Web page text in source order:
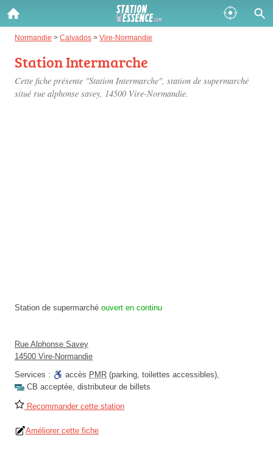
Normandie > Calvados > Vire-Normandie
Station Intermarche
Cette fiche présente "Station Intermarche", station de supermarché
situé rue alphonse savey, 14500 Vire-Normandie.
Station de supermarché ouvert en continu
Rue Alphonse Savey
14500 Vire-Normandie
Services :
accès PMR (parking, toilettes accessibles),
CB acceptée, distributeur de billets
Recommander cette station
Améliorer cette fiche
Gazole :
Disponible
SP 98 :